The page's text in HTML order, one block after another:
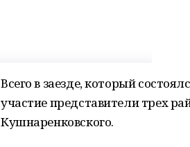
Всего в заезде, который
участие представители трех
Кушнаренковского.